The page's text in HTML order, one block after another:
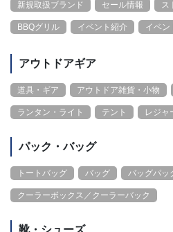
新規取扱ブランド セール情報 ス
BBQグリル イベント紹介 イベン
アウトドアギア
道具・ギア アウトドア雑貨・小物
ランタン・ライト テント レジャ
パック・バッグ
トートバッグ バッグ バッグパッ
クーラーボックス／クーラーバック
靴・シューズ